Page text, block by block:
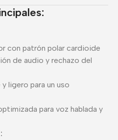
con patrón polar cardioide
de audio y rechazo del
ligero para un uso
para voz hablada y